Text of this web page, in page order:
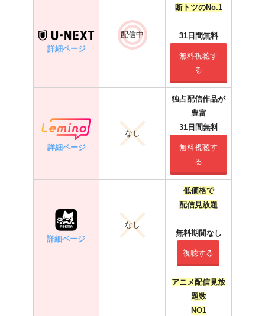
詳細ページ
配信中
断トツのNo.1
31日間無料
無料視聴す
る
詳細ページ
なし
独占配信作品が
豊富
31日間無料
無料視聴す
る
詳細ページ
なし
低価格で
配信見放題
無料期間なし
視聴する
アニメ配信見放
題数
NO1